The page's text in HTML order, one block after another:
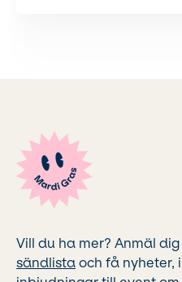
Vill du ha mer? Anmäl
sändlista och få nyheter,